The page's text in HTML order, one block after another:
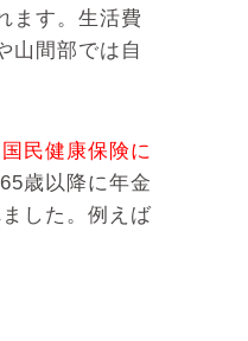
ます。生活費
山間部では自
民健康保険に
歳以降に年金
した。例えば